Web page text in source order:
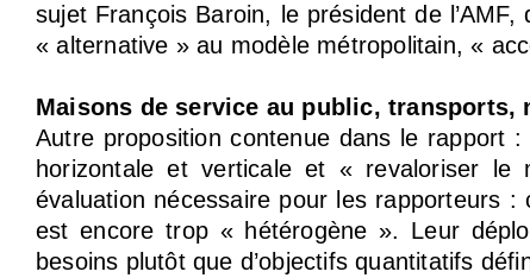
sujet François Baroin, le président de
« alternative » au modèle métropolitain, «
Maisons de service au public, transports,
Autre proposition contenue dans le rapport
horizontale et verticale et « revaloriser le
évaluation nécessaire pour les rapporteurs
est encore trop « hétérogène ». Leur
besoins plutôt que d’objectifs quantitatifs